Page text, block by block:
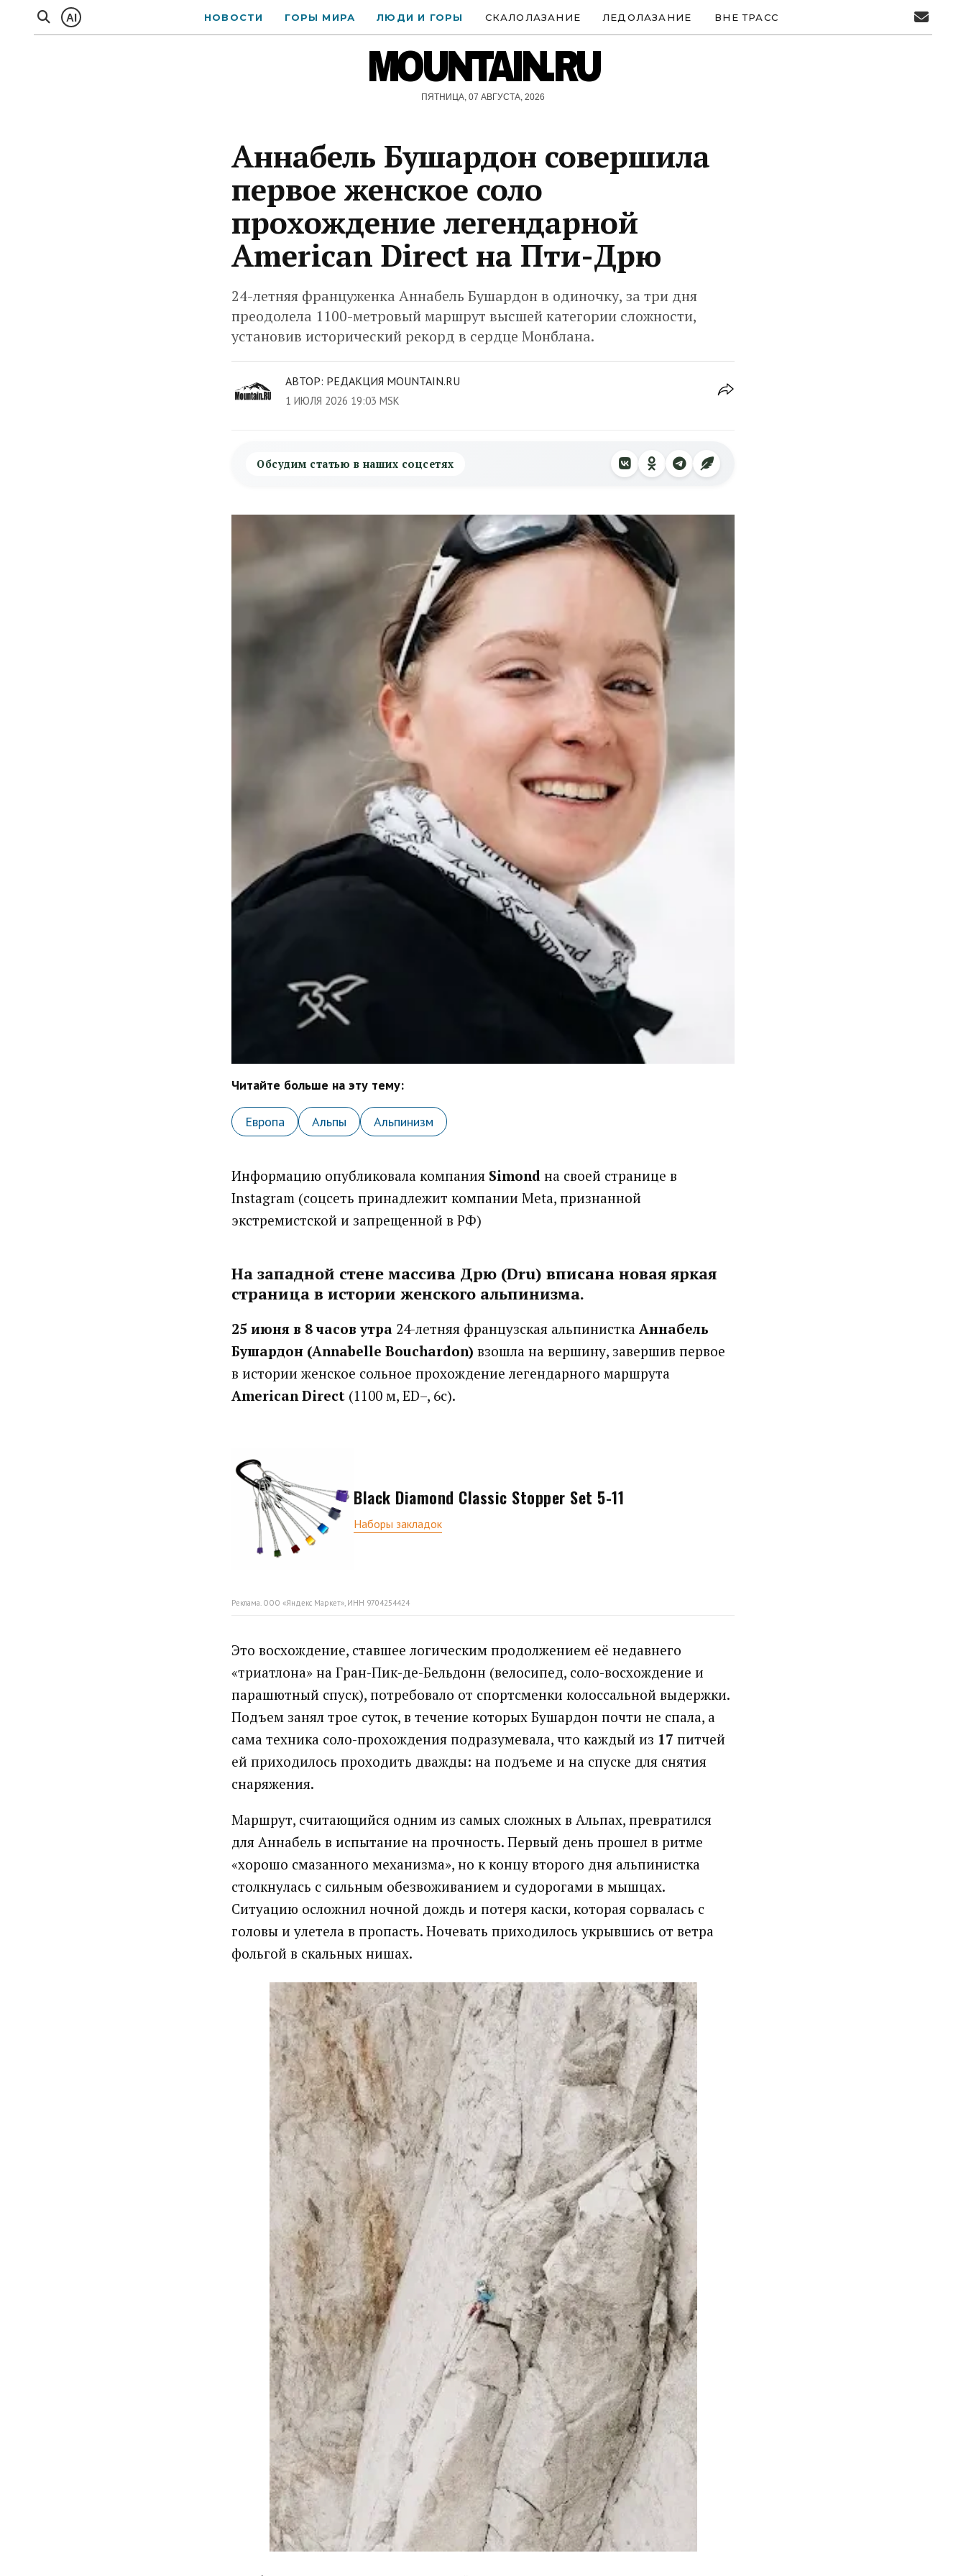
AI НОВОСТИ ГОРЫ МИРА ЛЮДИ И ГОРЫ СКАЛОЛАЗАНИЕ ЛЕДОЛАЗАНИЕ ВНЕ ТРАСС
MOUNTAIN.RU
ПЯТНИЦА, 07 АВГУСТА, 2026
Аннабель Бушардон совершила
первое женское соло
прохождение легендарной
American Direct на Пти-Дрю
24-летняя француженка Аннабель Бушардон в одиночку, за три дня
преодолела 1100-метровый маршрут высшей категории сложности,
установив исторический рекорд в сердце Монблана.
АВТОР: РЕДАКЦИЯ MOUNTAIN.RU
1 ИЮЛЯ 2026 19:03 MSK
Обсудим статью в наших соцсетях
Читайте больше на эту тему:
Европа Альпы Альпинизм
Информацию опубликовала компания Simond на своей странице в
Instagram (соцсеть принадлежит компании Meta, признанной
экстремистской и запрещенной в РФ)
На западной стене массива Дрю (Dru) вписана новая яркая
страница в истории женского альпинизма.
25 июня в 8 часов утра 24-летняя французская альпинистка Аннабель
Бушардон (Annabelle Bouchardon) взошла на вершину, завершив первое
в истории женское сольное прохождение легендарного маршрута
American Direct (1100 м, ED–, 6c).
Black Diamond Classic Stopper Set 5-11
Наборы закладок
Реклама. ООО «Яндекс Маркет», ИНН 9704254424
Это восхождение, ставшее логическим продолжением её недавнего
«триатлона» на Гран-Пик-де-Бельдонн (велосипед, соло-восхождение и
парашютный спуск), потребовало от спортсменки колоссальной выдержки.
Подъем занял трое суток, в течение которых Бушардон почти не спала, а
сама техника соло-прохождения подразумевала, что каждый из 17 питчей
ей приходилось проходить дважды: на подъеме и на спуске для снятия
снаряжения.
Маршрут, считающийся одним из самых сложных в Альпах, превратился
для Аннабель в испытание на прочность. Первый день прошел в ритме
«хорошо смазанного механизма», но к концу второго дня альпинистка
столкнулась с сильным обезвоживанием и судорогами в мышцах.
Ситуацию осложнил ночной дождь и потеря каски, которая сорвалась с
головы и улетела в пропасть. Ночевать приходилось укрывшись от ветра
фольгой в скальных нишах.